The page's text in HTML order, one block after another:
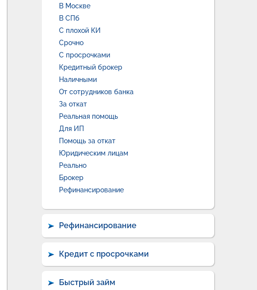
В Москве
В СПб
С плохой КИ
Срочно
С просрочками
Кредитный брокер
Наличными
От сотрудников банка
За откат
Реальная помощь
Для ИП
Помощь за откат
Юридическим лицам
Реально
Брокер
Рефинансирование
Рефинансирование
Кредит с просрочками
Быстрый займ